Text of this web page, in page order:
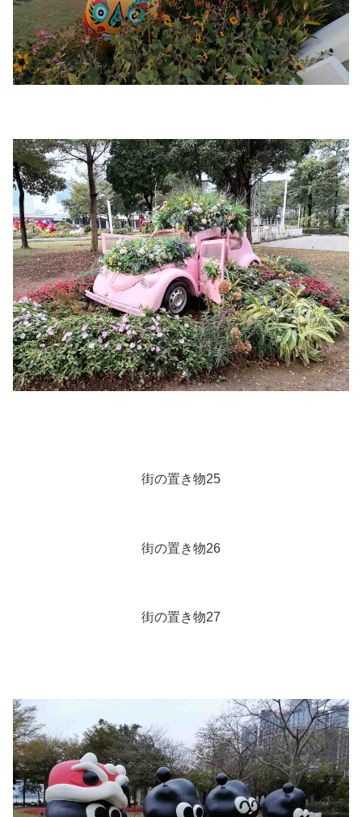
街の置き物25
街の置き物26
街の置き物27